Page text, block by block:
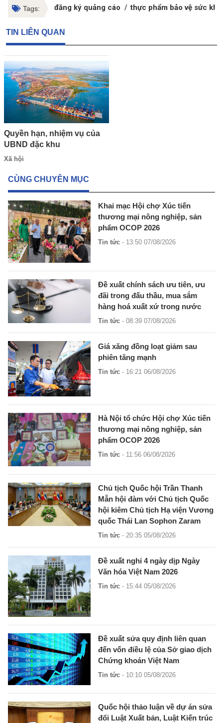
Tags: đăng ký quảng cáo thực phẩm bảo vệ sức
TIN LIÊN QUAN
Quyền hạn, nhiệm vụ của
UBND đặc khu
Xã hội
CÙNG CHUYÊN MỤC
Khai mạc Hội chợ Xúc tiến
thương mại nông nghiệp, sản
phẩm OCOP 2026
Tin tức - 13:50 07/08/2026
Đề xuất chính sách ưu tiên, ưu
đãi trong đấu thầu, mua sắm
hàng hoá xuất xứ trong nước
Tin tức - 08:39 07/08/2026
Giá xăng đồng loạt giảm sau
phiên tăng mạnh
Tin tức - 16:21 06/08/2026
Hà Nội tổ chức Hội chợ Xúc tiến
thương mại nông nghiệp, sản
phẩm OCOP 2026
Tin tức - 11:56 06/08/2026
Chủ tịch Quốc hội Trần Thanh
Mẫn hội đàm với Chủ tịch Quốc
hội kiêm Chủ tịch Hạ viện Vương
quốc Thái Lan Sophon Zaram
Tin tức - 20:35 05/08/2026
Đề xuất nghỉ 4 ngày dịp Ngày
Văn hóa Việt Nam 2026
Tin tức - 15:44 05/08/2026
Đề xuất sửa quy định liên quan
đến vốn điều lệ của Sở giao dịch
Chứng khoán Việt Nam
Tin tức - 10:10 05/08/2026
Quốc hội thảo luận về dự án sửa
đổi Luật Xuất bản, Luật Kiến trúc